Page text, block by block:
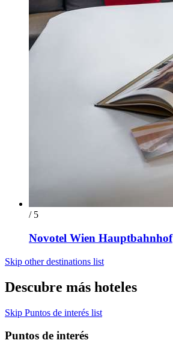
/ 5
Novotel Wien Hauptbahnhof
Skip other destinations list
Descubre más hoteles
Skip Puntos de interés list
Puntos de interés